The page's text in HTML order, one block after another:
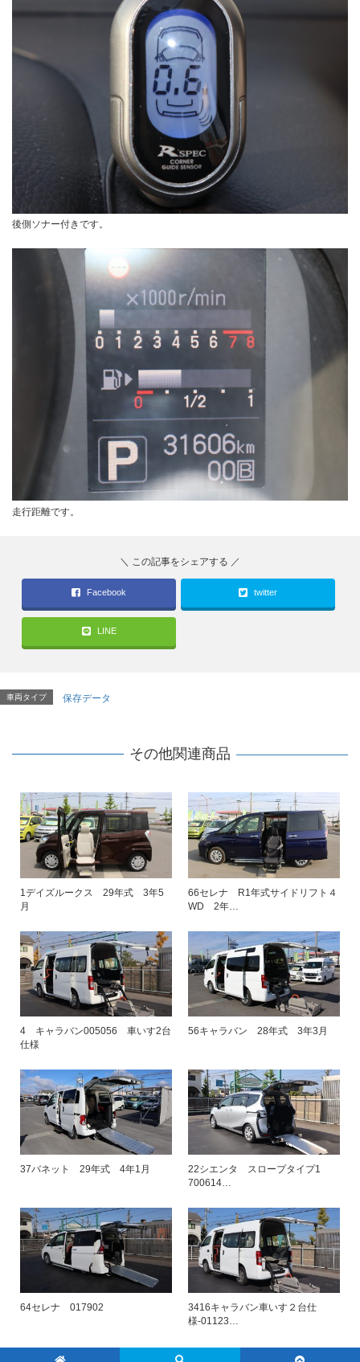
後側ソナー付きです。
走行距離です。
Facebook twitter
LINE
車両タイプ 保存データ
その他関連商品
1デイズルークス 29年式 3年5
月
66セレナ R1年式サイドリフト４
WD 2年…
4 キャラバン005056 車いす2台
仕様
56キャラバン 28年式 3年3月
37バネット 29年式 4年1月
22シエンタ スロープタイプ1
700614…
64セレナ 017902
3416キャラバン車いす２台仕
様-01123…